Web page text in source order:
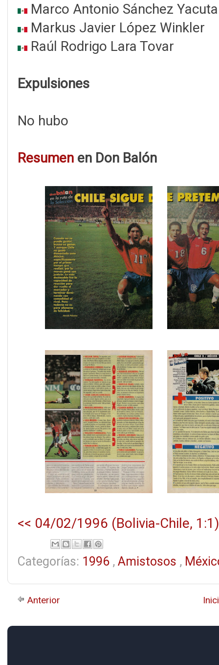
Marco Antonio Sánchez Yacuta
Markus Javier López Winkler
Raúl Rodrigo Lara Tovar
Expulsiones
No hubo
Resumen en Don Balón
<< 04/02/1996 (Bolivia-Chile, 1:1)
Categorías: 1996 , Amistosos ,
Anterior